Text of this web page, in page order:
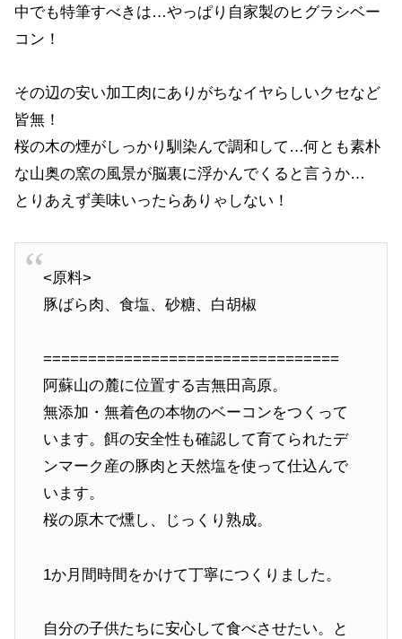
中でも特筆すべきは…やっぱり自家製のヒグラシベー
コン！
その辺の安い加工肉にありがちなイヤらしいクセなど
皆無！
桜の木の煙がしっかり馴染んで調和して…何とも素朴
な山奥の窯の風景が脳裏に浮かんでくると言うか…
とりあえず美味いったらありゃしない！
<原料>
豚ばら肉、食塩、砂糖、白胡椒
=================================
阿蘇山の麓に位置する吉無田高原。
無添加・無着色の本物のベーコンをつくって
います。餌の安全性も確認して育てられたデ
ンマーク産の豚肉と天然塩を使って仕込んで
います。
桜の原木で燻し、じっくり熟成。
1か月間時間をかけて丁寧につくりました。
自分の子供たちに安心して食べさせたい。と